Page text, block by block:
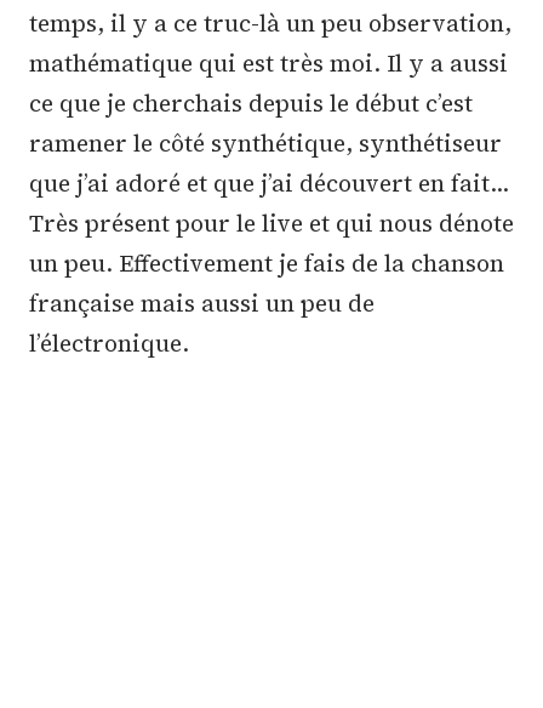
temps, il y a ce truc-là un peu observation,
mathématique qui est très moi. Il y a aussi
ce que je cherchais depuis le début c’est
ramener le côté synthétique, synthétiseur
que j’ai adoré et que j’ai découvert en fait…
Très présent pour le live et qui nous dénote
un peu. Effectivement je fais de la chanson
française mais aussi un peu de
l’électronique.